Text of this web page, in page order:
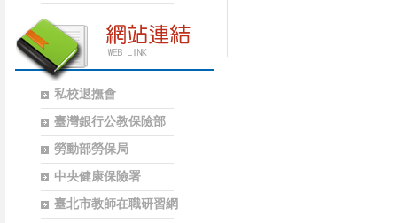
私校退撫會
臺灣銀行公教保險部
勞動部勞保局
中央健康保險署
臺北市教師在職研習網